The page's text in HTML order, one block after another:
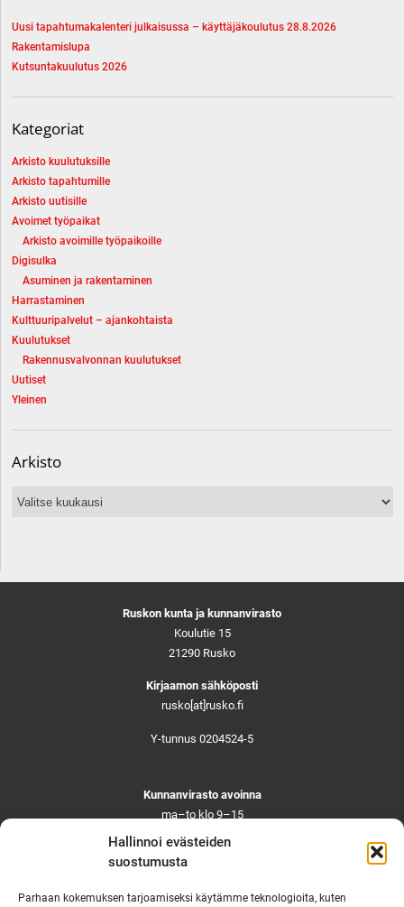
Hallinnoi evästeiden
suostumusta
Parhaan kokemuksen tarjoamiseksi käytämme teknologioita, kuten
Uusi tapahtumakalenteri julkaisussa – käyttäjäkoulutus 28.8.2026
Rakentamislupa
Kutsuntakuulutus 2026
Kategoriat
Arkisto kuulutuksille
Arkisto tapahtumille
Arkisto uutisille
Avoimet työpaikat
Arkisto avoimille työpaikoille
Digisulka
Asuminen ja rakentaminen
Harrastaminen
Kulttuuripalvelut – ajankohtaista
Kuulutukset
Rakennusvalvonnan kuulutukset
Uutiset
Yleinen
Arkisto
Arkisto
Ruskon kunta ja kunnanvirasto
Koulutie 15
21290 Rusko
Kirjaamon sähköposti
rusko[at]rusko.fi
Y-tunnus 0204524-5
Kunnanvirasto avoinna
ma–to klo 9–15
pe ja aattoina klo 9–14